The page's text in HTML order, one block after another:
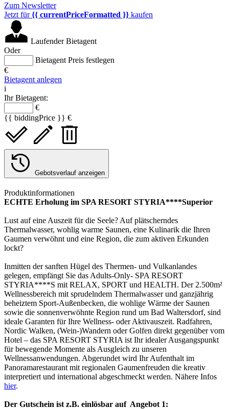
Zum Newsletter
Jetzt für{{ currentPriceFormatted }} kaufen
Laufender Bietagent
Oder
Bietagent Preis festlegen
€
Bietagent anlegen
i
Ihr Bietagent:
€
{{ biddingPrice }} €
Gebotsverlauf anzeigen
Produktinformationen
ECHTE Erholung im SPA RESORT STYRIA****Superior
Lust auf eine Auszeit für die Seele? Auf plätscherndes
Thermalwasser, wohlig warme Saunen, eine Kulinarik die Ihren
Gaumen verwöhnt und eine Region, die zum aktiven Erkunden
lockt?
Inmitten der sanften Hügel des Thermen- und Vulkanlandes
gelegen, empfängt Sie das Adults-Only- SPA RESORT
STYRIA****S mit RELAX, SPORT und HEALTH. Der 2.500m²
Wellnessbereich mit sprudelndem Thermalwasser und ganzjährig
beheiztem Sport-Außenbecken, die wohlige Wärme der Saunen
sowie die sonnenverwöhnte Region rund um Bad Waltersdorf, sind
ideale Garanten für Ihre Wellness- oder Aktivauszeit. Radfahren,
Nordic Walken, (Wein-)Wandern oder Golfen direkt gegenüber vom
Hotel – das SPA RESORT STYRIA ist Ihr idealer Ausgangspunkt
für bewegende Momente als Ausgleich zu unseren
Wellnessanwendungen. Abgerundet wird Ihr Aufenthalt im
Panoramarestaurant mit regionalen Gaumenfreuden die kreativ
interpretiert und international abgeschmeckt werden. Nähere Infos
hier.
Der Gutschein ist z.B. einlösbar auf Angebot 1: